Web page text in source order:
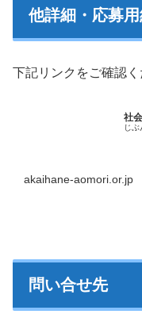
他詳細・応募
下記リンクをご確認く
社
じ
akaihane-aomori.or.jp
問い合せ先